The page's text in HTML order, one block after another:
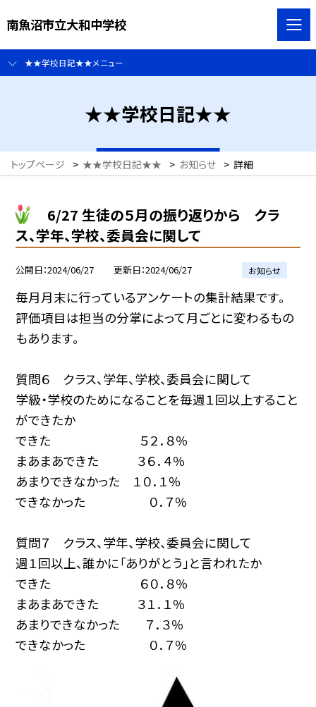
南魚沼市立大和中学校
★★学校日記★★メニュー
★★学校日記★★
トップページ > ★★学校日記★★ > お知らせ > 詳細
6/27 生徒の５月の振り返りから クラ
ス、学年、学校、委員会に関して
公開日 2024/06/27 更新日 2024/06/27 お知らせ
毎月月末に行っているアンケートの集計結果です。
評価項目は担当の分掌によって月ごとに変わるもの
もあります。
質問６ クラス、学年、学校、委員会に関して
学級・学校のためになることを毎週１回以上すること
ができたか
できた ５２．８％
まあまあできた ３６．４％
あまりできなかった １０．１％
できなかった ０．７％
質問７ クラス、学年、学校、委員会に関して
週１回以上、誰かに「ありがとう」と言われたか
できた ６０．８％
まあまあできた ３１．１％
あまりできなかった ７．３％
できなかった ０．７％